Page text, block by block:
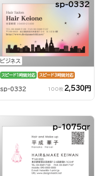
ビジネス
sp-0332
スピード1時間対応 スピード3時間対応
sp-0332 100枚 2,530円
p-1075qr